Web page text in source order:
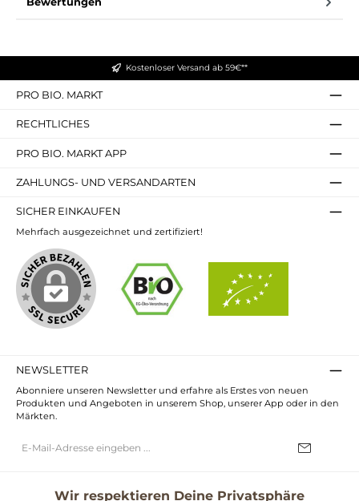
Kostenloser Versand ab 59€**
PRO BIO. MARKT
RECHTLICHES
PRO BIO. MARKT APP
ZAHLUNGS- UND VERSANDARTEN
SICHER EINKAUFEN
Mehrfach ausgezeichnet und zertifiziert!
NEWSLETTER
Abonniere unseren Newsletter und erfahre als Erstes von neuen
Produkten und Angeboten in unserem Shop, unserer App oder in den
Märkten.
Mail-
Wir respektieren Deine Privatsphäre